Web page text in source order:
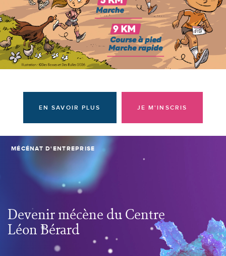
Actualités
Prendre rendez-vous
EN SAVOIR PLUS JE M'INSCRIS
MÉCÉNAT D'ENTREPRISE
Devenir mécène du Centre
Léon Bérard